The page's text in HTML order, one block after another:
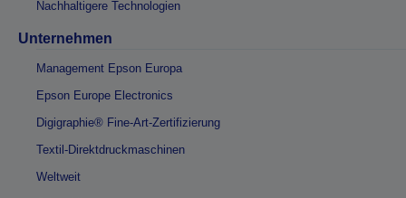
Nachhaltigere Technologien
Unternehmen
Management Epson Europa
Epson Europe Electronics
Digigraphie® Fine-Art-Zertifizierung
Textil-Direktdruckmaschinen
Weltweit